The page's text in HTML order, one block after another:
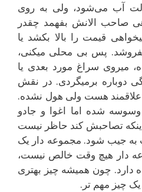
آب می‌شود، ولی به روی
صاحب الانش بفهمد چقدر
قیمت را بالا بکشد یا
پس بی محلی میکنی،
میروی سراغ مورد بعدی یا
دوباره برمیگردی. در نقش
هست ولی هول نشده.
شده اما اغوا و جادو
تصاحبش کند حاظر نیست
به جیب شود. مجموعه دار یک
دار هیچ وقت خالص نیست،
چون همیشه چیز بهتری
یک چیز مهم تر.